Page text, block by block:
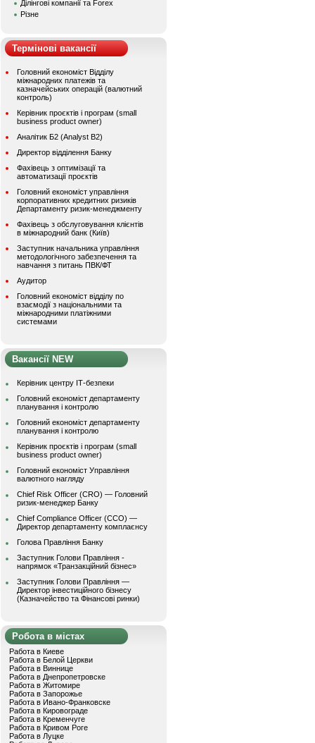
Ділінгові компанії та Forex
Різне
Термінові вакансії
Головний економіст Відділу
міжнародних платежів та
казначейських операцій (валютний
контроль)
Керівник проєктів і програм (small
business product owner)
Аналітик Б2 (Analyst B2)
Директор відділення Банку
Фахівець з оптимізації та
автоматизації проєктів
Головний економіст управління
корпоративних кредитних ризиків
Департаменту ризик-менеджменту
Фахівець з обслуговування клієнтів
в міжнародний банк (Київ)
Заступник начальника управління
методологічного забезпечення та
навчання з питань ПВК/ФТ
Аудитор
Головний економіст відділу по
взаємодії з національними та
міжнародними платіжними
системами
Вакансії NEW
Керівник центру ІТ-безпеки
Головний економіст департаменту
планування і контролю
Головний економіст департаменту
планування і контролю
Керівник проєктів і програм (small
business product owner)
Головний економіст Управління
валютного нагляду
Chief Risk Officer (CRO) — Головний
ризик-менеджер Банку
Chief Compliance Officer (CCO) —
Директор департаменту комплаєнсу
Голова Правління Банку
Заступник Голови Правління -
напрямок «Транзакційний бізнес»
Заступник Голови Правління —
Директор інвестиційного бізнесу
(Казначейство та Фінансові ринки)
Робота в містах
Работа в Киеве
Работа в Белой Церкви
Работа в Виннице
Работа в Днепропетровске
Работа в Житомире
Работа в Запорожье
Работа в Ивано-Франковске
Работа в Кировограде
Работа в Кременчуге
Работа в Кривом Роге
Работа в Луцке